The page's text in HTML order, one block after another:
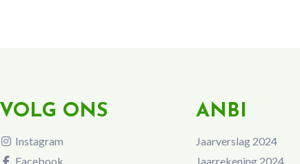
VOLG ONS
Instagram
Facebook
ANBI
Jaarverslag 2024
Jaarrekening 2024